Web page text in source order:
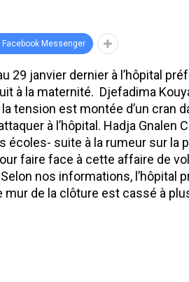
Facebook Messenger
29 janvier dernier à l’hôpital
à la maternité. Djefadima
tension est montée d’un cran
à l’hôpital. Hadja Gnalen
suite à la rumeur sur la
faire face à cette affaire de
nos informations, l’hôpital
mur de la clôture est cassé à